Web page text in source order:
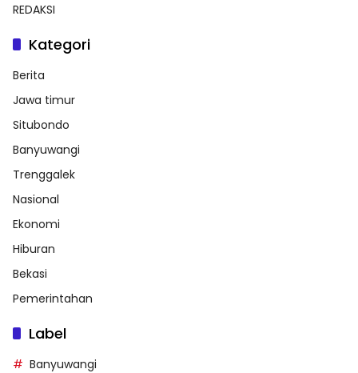
REDAKSI
Kategori
Berita
Jawa timur
Situbondo
Banyuwangi
Trenggalek
Nasional
Ekonomi
Hiburan
Bekasi
Pemerintahan
Label
Banyuwangi